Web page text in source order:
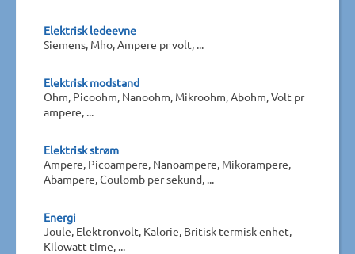
Elektrisk ledeevne
Siemens, Mho, Ampere pr volt, ...
Elektrisk modstand
Ohm, Picoohm, Nanoohm, Mikroohm, Abohm, Volt pr
ampere, ...
Elektrisk strøm
Ampere, Picoampere, Nanoampere, Mikorampere,
Abampere, Coulomb per sekund, ...
Energi
Joule, Elektronvolt, Kalorie, Britisk termisk enhet,
Kilowatt time, ...